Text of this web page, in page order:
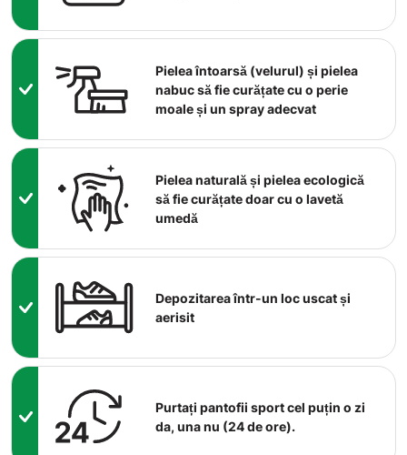
Pielea întoarsă (velurul) și pielea
nabuc să fie curățate cu o perie
moale și un spray adecvat
Pielea naturală și pielea ecologică
să fie curățate doar cu o lavetă
umedă
Depozitarea într-un loc uscat și
aerisit
Purtați pantofii sport cel puțin o zi
da, una nu (24 de ore).